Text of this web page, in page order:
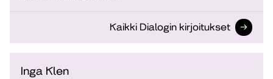
Kaikki Dialogin kirjoitukset
Inga Klen